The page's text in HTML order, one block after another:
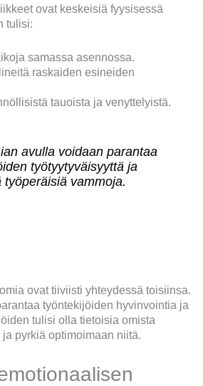
ovat keskeisiä fyysisessä
tulisi:
samassa asennossa.
raskaiden esineiden
tauoista ja venyttelyistä.
avulla voidaan parantaa
työtyytyväisyyttä ja
työperäisiä vammoja.
ovat tiiviisti yhteydessä toisiinsa.
työntekijöiden hyvinvointia ja
tulisi olla tietoisia omista
pyrkiä optimoimaan niitä.